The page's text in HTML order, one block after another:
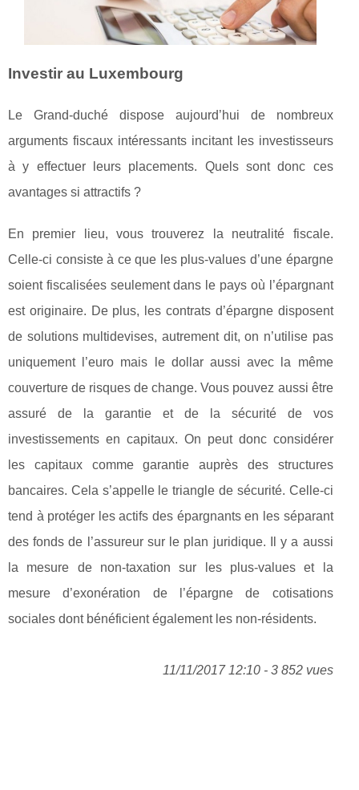
Investir au Luxembourg
Le Grand-duché dispose aujourd’hui de nombreux
arguments fiscaux intéressants incitant les investisseurs
à y effectuer leurs placements. Quels sont donc ces
avantages si attractifs ?
En premier lieu, vous trouverez la neutralité fiscale.
Celle-ci consiste à ce que les plus-values d’une épargne
soient fiscalisées seulement dans le pays où l’épargnant
est originaire. De plus, les contrats d’épargne disposent
de solutions multidevises, autrement dit, on n’utilise pas
uniquement l’euro mais le dollar aussi avec la même
couverture de risques de change. Vous pouvez aussi être
assuré de la garantie et de la sécurité de vos
investissements en capitaux. On peut donc considérer
les capitaux comme garantie auprès des structures
bancaires. Cela s’appelle le triangle de sécurité. Celle-ci
tend à protéger les actifs des épargnants en les séparant
des fonds de l’assureur sur le plan juridique. Il y a aussi
la mesure de non-taxation sur les plus-values et la
mesure d’exonération de l’épargne de cotisations
sociales dont bénéficient également les non-résidents.
11/11/2017 12:10 - 3 852 vues